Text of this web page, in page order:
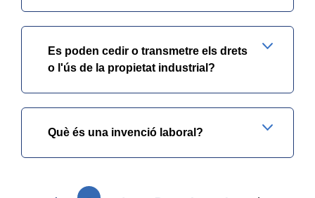
Es poden cedir o transmetre els drets
o l'ús de la propietat industrial?
Què és una invenció laboral?